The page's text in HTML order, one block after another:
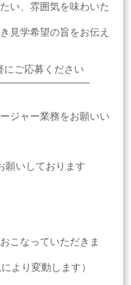
い、雰囲気を味わいた
見学希望の旨をお伝え
にご応募ください
ジャー業務をお願いい
願いしております
こなっていただきま
より変動します）